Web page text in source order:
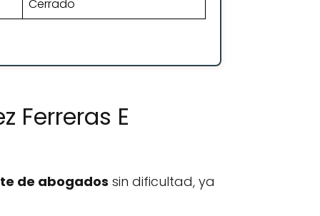
Cerrado
Ferreras E
de abogados sin dificultad, ya